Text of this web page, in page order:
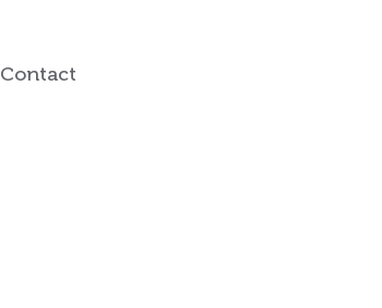
Contact